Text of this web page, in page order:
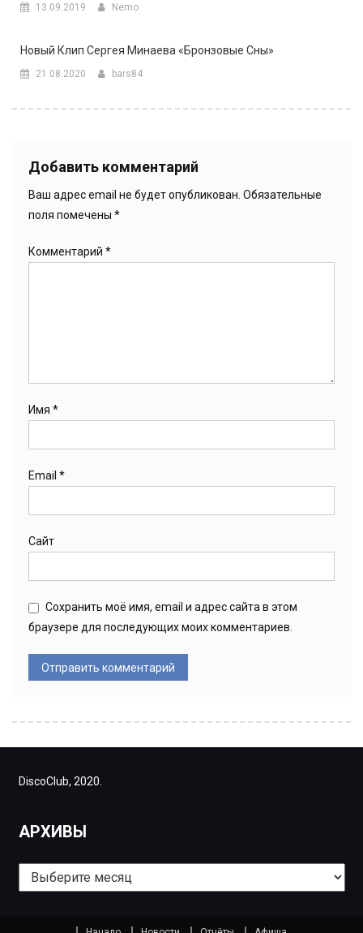
13.09.2019 Nemo
Новый Клип Сергея Минаева «Бронзовые Сны»
21.08.2020 bars84
Добавить комментарий
Ваш адрес email не будет опубликован. Обязательные
поля помечены *
Комментарий *
Имя *
Email *
Сайт
Сохранить моё имя, email и адрес сайта в этом
браузере для последующих моих комментариев.
DiscoClub, 2020.
АРХИВЫ
Архивы